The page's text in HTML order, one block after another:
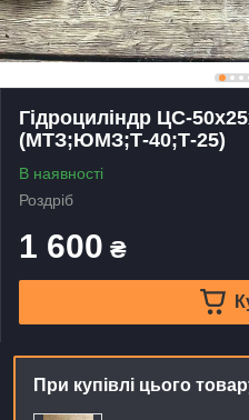
Гідроциліндр ЦС-
(МТЗ;ЮМЗ;Т-40;Т-25)
В наявності
Роздріб
1 600 ₴
При купівлі цього